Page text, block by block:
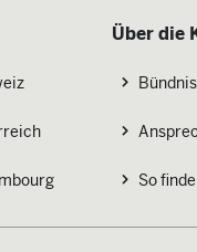
Über die
So